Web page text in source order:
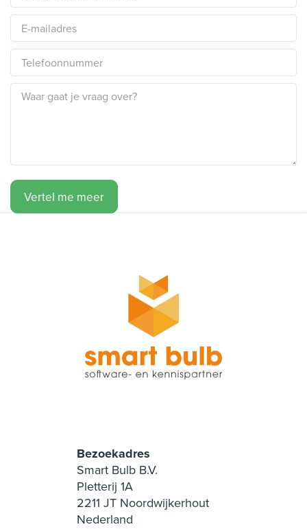
Vertel me meer
Bezoekadres
Smart Bulb B.V.
Pletterij 1A
2211 JT Noordwijkerhout
Nederland